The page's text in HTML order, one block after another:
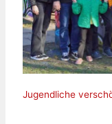
Jugendliche